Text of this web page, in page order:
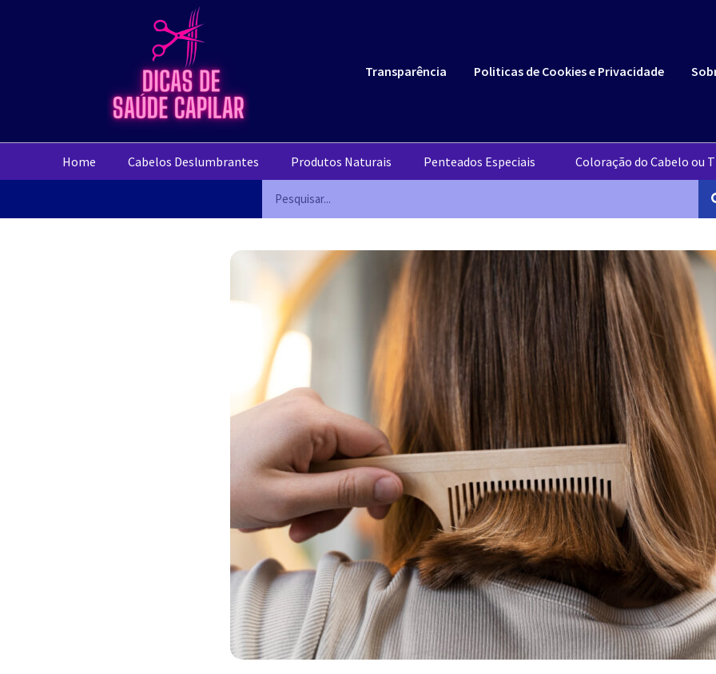
Transparência Politicas de Cookies e Privacidade
Home Cabelos Deslumbrantes Produtos Naturais Penteados Especiais Coloração do Cabelo ou